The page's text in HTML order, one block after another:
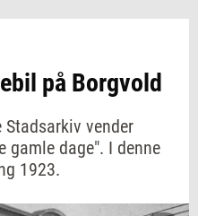
på Borgvold
Stadsarkiv vender
gamle dage". I denne
1923.